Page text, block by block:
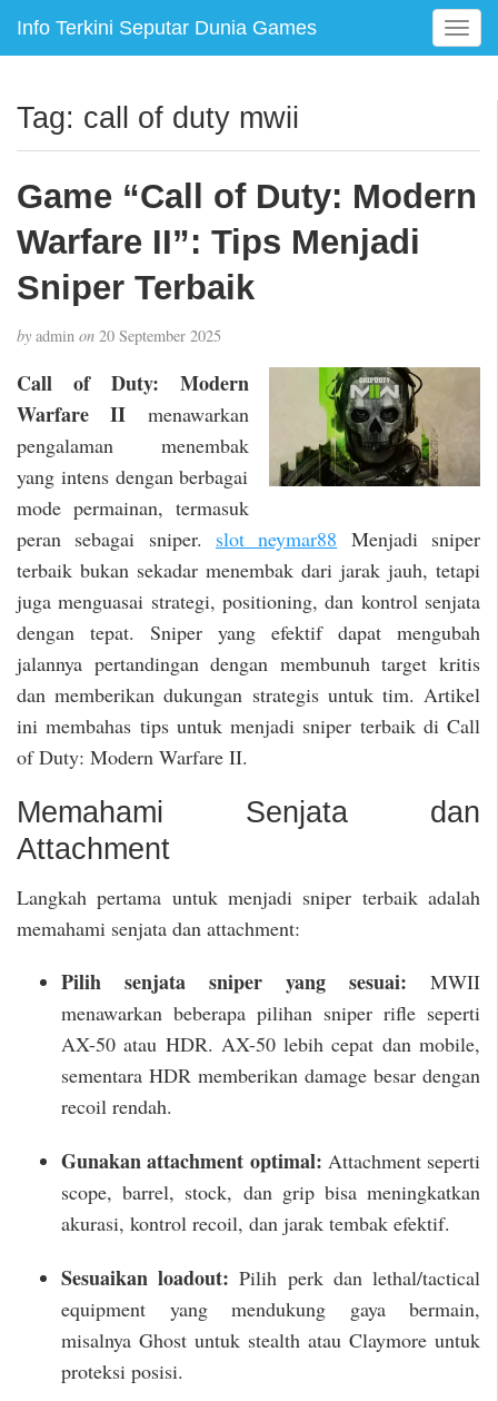
Info Terkini Seputar Dunia Games
T
o
e
a
o
Tag: call of duty mwii
Game “Call of Duty: Modern
Warfare II”: Tips Menjadi
Sniper Terbaik
by admin on 20 September 2025
Call of Duty: Modern
Warfare II menawarkan
pengalaman menembak
yang intens dengan berbagai
mode permainan, termasuk
peran sebagai sniper. slot neymar88 Menjadi sniper
terbaik bukan sekadar menembak dari jarak jauh, tetapi
juga menguasai strategi, positioning, dan kontrol senjata
dengan tepat. Sniper yang efektif dapat mengubah
jalannya pertandingan dengan membunuh target kritis
dan memberikan dukungan strategis untuk tim. Artikel
ini membahas tips untuk menjadi sniper terbaik di Call
of Duty: Modern Warfare II.
Memahami Senjata dan
Attachment
Langkah pertama untuk menjadi sniper terbaik adalah
memahami senjata dan attachment:
Pilih senjata sniper yang sesuai: MWII
menawarkan beberapa pilihan sniper rifle seperti
AX-50 atau HDR. AX-50 lebih cepat dan mobile,
sementara HDR memberikan damage besar dengan
recoil rendah.
Gunakan attachment optimal: Attachment seperti
scope, barrel, stock, dan grip bisa meningkatkan
akurasi, kontrol recoil, dan jarak tembak efektif.
Sesuaikan loadout: Pilih perk dan lethal/tactical
equipment yang mendukung gaya bermain,
misalnya Ghost untuk stealth atau Claymore untuk
proteksi posisi.